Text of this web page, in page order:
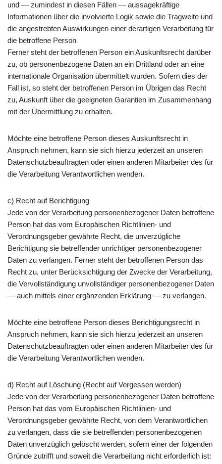
und — zumindest in diesen Fällen — aussagekräftige
Informationen über die involvierte Logik sowie die Tragweite und
die angestrebten Auswirkungen einer derartigen Verarbeitung für
die betroffene Person
Ferner steht der betroffenen Person ein Auskunftsrecht darüber
zu, ob personenbezogene Daten an ein Drittland oder an eine
internationale Organisation übermittelt wurden. Sofern dies der
Fall ist, so steht der betroffenen Person im Übrigen das Recht
zu, Auskunft über die geeigneten Garantien im Zusammenhang
mit der Übermittlung zu erhalten.
Möchte eine betroffene Person dieses Auskunftsrecht in
Anspruch nehmen, kann sie sich hierzu jederzeit an unseren
Datenschutzbeauftragten oder einen anderen Mitarbeiter des für
die Verarbeitung Verantwortlichen wenden.
c) Recht auf Berichtigung
Jede von der Verarbeitung personenbezogener Daten betroffene
Person hat das vom Europäischen Richtlinien- und
Verordnungsgeber gewährte Recht, die unverzügliche
Berichtigung sie betreffender unrichtiger personenbezogener
Daten zu verlangen. Ferner steht der betroffenen Person das
Recht zu, unter Berücksichtigung der Zwecke der Verarbeitung,
die Vervollständigung unvollständiger personenbezogener Daten
— auch mittels einer ergänzenden Erklärung — zu verlangen.
Möchte eine betroffene Person dieses Berichtigungsrecht in
Anspruch nehmen, kann sie sich hierzu jederzeit an unseren
Datenschutzbeauftragten oder einen anderen Mitarbeiter des für
die Verarbeitung Verantwortlichen wenden.
d) Recht auf Löschung (Recht auf Vergessen werden)
Jede von der Verarbeitung personenbezogener Daten betroffene
Person hat das vom Europäischen Richtlinien- und
Verordnungsgeber gewährte Recht, von dem Verantwortlichen
zu verlangen, dass die sie betreffenden personenbezogenen
Daten unverzüglich gelöscht werden, sofern einer der folgenden
Gründe zutrifft und soweit die Verarbeitung nicht erforderlich ist: